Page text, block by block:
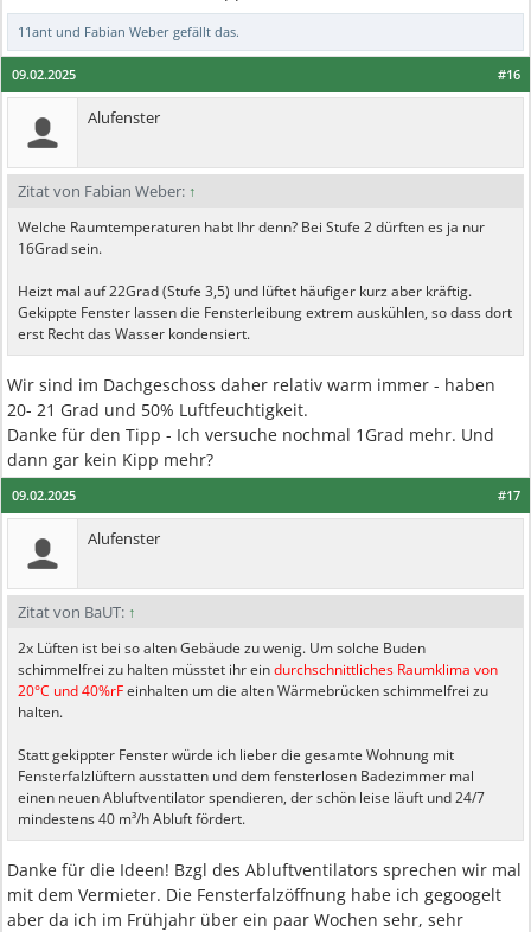
11ant und Fabian Weber gefällt das.
#16
09.02.2025
Alufenster
Zitat von Fabian Weber: ↑
Welche Raumtemperaturen habt Ihr denn? Bei Stufe 2 dürften es ja nur
16Grad sein.
Heizt mal auf 22Grad (Stufe 3,5) und lüftet häufiger kurz aber kräftig.
Gekippte Fenster lassen die Fensterleibung extrem auskühlen, so dass dort
erst Recht das Wasser kondensiert.
Wir sind im Dachgeschoss daher relativ warm immer - haben
20- 21 Grad und 50% Luftfeuchtigkeit.
Danke für den Tipp - Ich versuche nochmal 1Grad mehr. Und
dann gar kein Kipp mehr?
#17
09.02.2025
Alufenster
Zitat von BaUT: ↑
2x Lüften ist bei so alten Gebäude zu wenig. Um solche Buden
schimmelfrei zu halten müsstet ihr eindurchschnittliches Raumklima von
20°C und 40%rFeinhalten um die alten Wärmebrücken schimmelfrei zu
halten.
Statt gekippter Fenster würde ich lieber die gesamte Wohnung mit
Fensterfalzlüftern ausstatten und dem fensterlosen Badezimmer mal
einen neuen Abluftventilator spendieren, der schön leise läuft und 24/7
mindestens 40 m³/h Abluft fördert.
Danke für die Ideen! Bzgl des Abluftventilators sprechen wir mal
mit dem Vermieter. Die Fensterfalzöffnung habe ich gegoogelt
aber da ich im Frühjahr über ein paar Wochen sehr, sehr